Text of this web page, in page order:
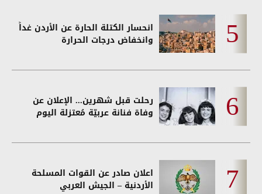
انحسار الكتلة الحارة عن الأردن غداً
وانخفاض درجات الحرارة
رحلت قبل شهرين... الإعلان عن
وفاة فنانة عربيّة مُعتزلة اليوم
اعلان صادر عن القوات المسلحة
الأردنية – الجيش العربي